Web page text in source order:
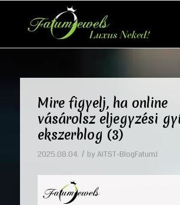
Mire figyelj, ha online
vásárolsz eljegyzési
ekszerblog (3)
2025.08.04. / by AITST-BlogFatumJ